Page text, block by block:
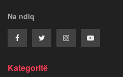
Na ndiq
Kategoritë